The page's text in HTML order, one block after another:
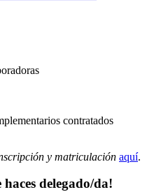
contratados
y matriculación aquí.
delegado/da!